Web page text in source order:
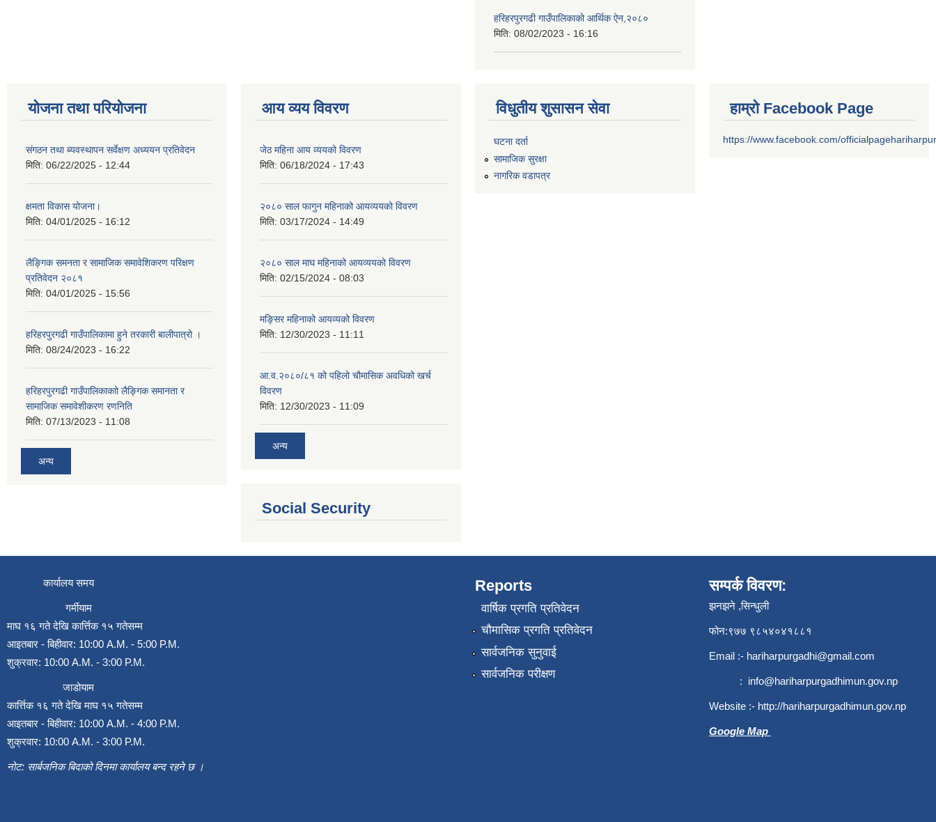
हरिहरपुरगढी गाउँपालिकाको आर्थिक ऐन,२०८०
मिति: 08/02/2023 - 16:16
योजना तथा परियोजना
संगठन तथा ब्यवस्थापन सर्वेक्षण अध्ययन प्रतिवेदन
मिति: 06/22/2025 - 12:44
क्षमता विकास योजना।
मिति: 04/01/2025 - 16:12
लैङ्गिक समनता र सामाजिक समावेशिकरण परिक्षण
प्रतिवेदन २०८१
मिति: 04/01/2025 - 15:56
हरिहरपुरगढी गाउँपालिकामा हुने तरकारी बालीपात्रो ।
मिति: 08/24/2023 - 16:22
हरिहरपुरगढी गाउँपालिकाकाो लैङ्गिक समानता र
सामाजिक समावेशीकरण रणनिति
मिति: 07/13/2023 - 11:08
अन्य
आय व्यय विवरण
जेठ महिना आय व्ययको विवरण
मिति: 06/18/2024 - 17:43
२०८० साल फागुन महिनाको आयव्ययको विवरण
मिति: 03/17/2024 - 14:49
२०८० साल माघ महिनाको आयव्ययको विवरण
मिति: 02/15/2024 - 08:03
मङ्सिर महिनाको आयव्यको विवरण
मिति: 12/30/2023 - 11:11
आ.व.२०८०/८१ को पहिलो चौमासिक अवधिको खर्च
विवरण
मिति: 12/30/2023 - 11:09
अन्य
Social Security
विधुतीय शुसासन सेवा
घटना दर्ता
सामाजिक सुरक्षा
नागरिक वडापत्र
हाम्रो Facebook Page
https://www.facebook.com/
कार्यालय समय
गर्मीयाम
माघ १६ गते देखि कार्त्तिक १५ गतेसम्म
आइतबार - बिहीवार: 10:00 A.M. - 5:00 P.M.
शुक्रवार: 10:00 A.M. - 3:00 P.M.
जाडोयाम
कार्त्तिक १६ गते देखि माघ १५ गतेसम्म
आइतबार - बिहीवार: 10:00 A.M. - 4:00 P.M.
शुक्रवार: 10:00 A.M. - 3:00 P.M.
नोट: सार्बजनिक बिदाको दिनमा कार्यालय बन्द रहने छ ।
Reports
वार्षिक प्रगति प्रतिवेदन
चौमासिक प्रगति प्रतिवेदन
सार्वजनिक सुनुवाई
सार्वजनिक परीक्षण
सम्पर्क विवरण:
झनझने ,सिन्धुली
फोन:९७७ ९८५४०४१८८१
Email :- hariharpurgadhi@gmail.com
: info@hariharpurgadhimun.gov.np
Website :- http://hariharpurgadhimun.gov.np
Google Map